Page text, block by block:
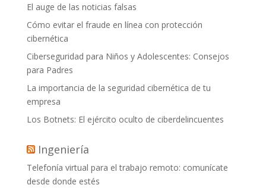
El auge de las noticias falsas
Cómo evitar el fraude en línea con protección
cibernética
Ciberseguridad para Niños y Adolescentes: Consejos
para Padres
La importancia de la seguridad cibernética de tu
empresa
Los Botnets: El ejército oculto de ciberdelincuentes
Ingeniería
Telefonía virtual para el trabajo remoto: comunícate
desde donde estés